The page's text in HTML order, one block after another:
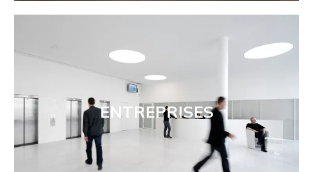
ENTREPRISES